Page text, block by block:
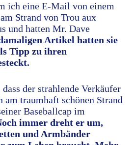
ich eine E-Mail von einem
Strand von Trou aux
und hatten Mr. Dave
Artikel hatten sie
Tipp zu ihren
der strahlende Verkäufer
am traumhaft schönen Strand
Baseballcap im
immer dreht er um,
und Armbänder